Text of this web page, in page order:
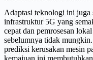
Adaptasi teknologi ini juga
infrastruktur 5G yang
cepat dan pemrosesan
sebelumnya tidak
prediksi kerusakan mesin
kemajuan ini